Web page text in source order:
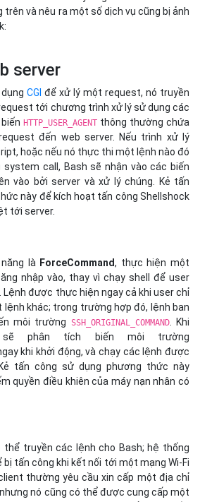
và nêu ra một số dịch vụ cũng bị ảnh
server
CGI để xử lý một request, nó truyền
tới chương trình xử lý sử dụng các
HTTP_USER_AGENTthông thường chứa
đến web server. Nếu trình xử lý
hoặc nếu nó thực thi một lệnh nào đó
call, Bash sẽ nhận vào các biến
vào bởi server và xử lý chúng. Kẻ tấn
này để kích hoạt tấn công Shellshock
tới server.
là ForceCommand, thực hiện một
nhập vào, thay vì chạy shell để user
được thực hiện ngay cả khi user chỉ
lệnh khác; trong trường hợp đó, lệnh ban
môi trường SSH_ORIGINAL_COMMAND. Khi
phân tích biến môi trường
khi khởi động, và chạy các lệnh được
tấn công sử dụng phương thức này
quyền điều khiên của máy nạn nhân có
thể truyền các lệnh cho Bash; hệ thống
tấn công khi kết nối tới một mạng Wi-Fi
thường yêu cầu xin cấp một địa chỉ
nó cũng có thể được cung cấp một